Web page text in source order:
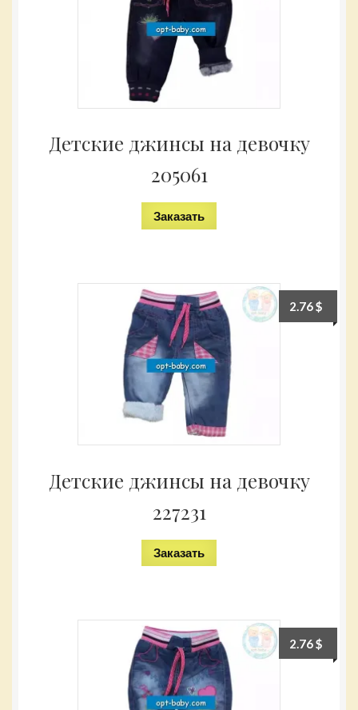
Детские джинсы на девочку
205061
Заказать
Детские джинсы на девочку
227231
2.76$
Заказать
2.76$